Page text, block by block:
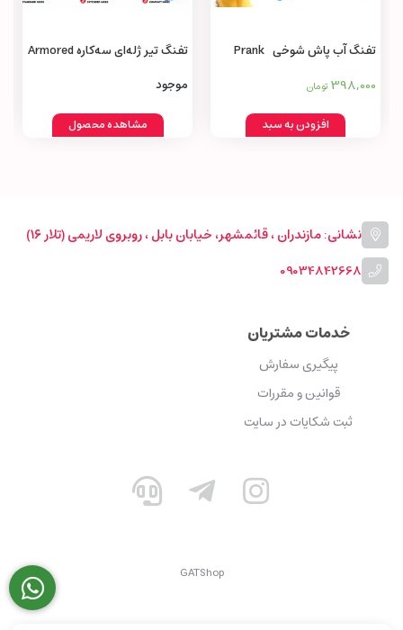
تفنگ آب پاش شوخی Prank
398,000 تومان
افزودن به سبد
تفنگ تیر ژله‌ای سه‌کاره Armored
موجود
مشاهده محصول
نشانی: مازندران ، قائمشهر، خیابان بابل ، روبروی لاریمی (تلار ۱۶)
09034842668
خدمات مشتریان
پیگیری سفارش
قوانین و مقررات
ثبت شکایات در سایت
GATShop